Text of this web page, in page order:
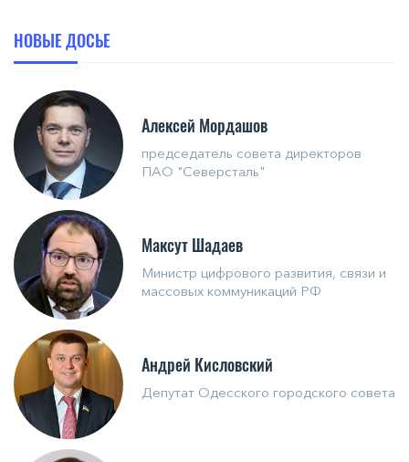
НОВЫЕ ДОСЬЕ
Алексей Мордашов
председатель совета директоров
ПАО "Северсталь"
Максут Шадаев
Министр цифрового развития, связи и
массовых коммуникаций РФ
Андрей Кисловский
Депутат Одесского городского совета